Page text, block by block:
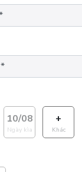
10/08
Ngày kìa
+
Khác